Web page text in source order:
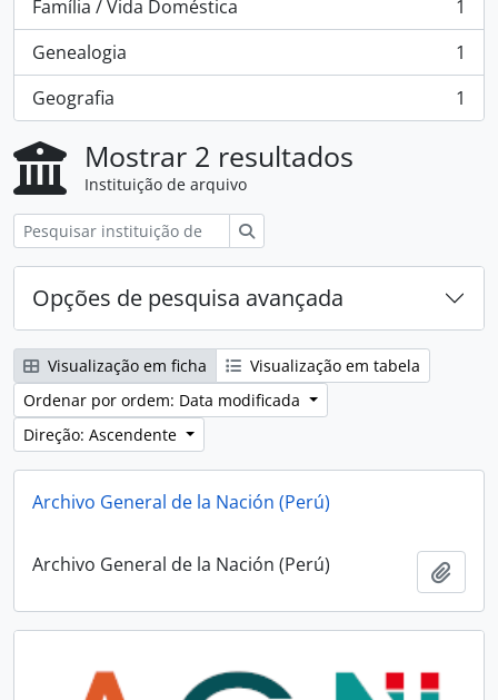
Família / Vida Doméstica
, 1 resultados
1
Genealogia
, 1 resultados
1
Geografia
, 1 resultados 1
Mostrar 2 resultados
Instituição de arquivo
Opções de pesquisa avançada
Visualização em ficha
Visualização em tabela
Ordenar por ordem: Data modificada
Direção: Ascendente
Archivo General de la Nación (Perú)
Archivo General de la Nación (Perú)